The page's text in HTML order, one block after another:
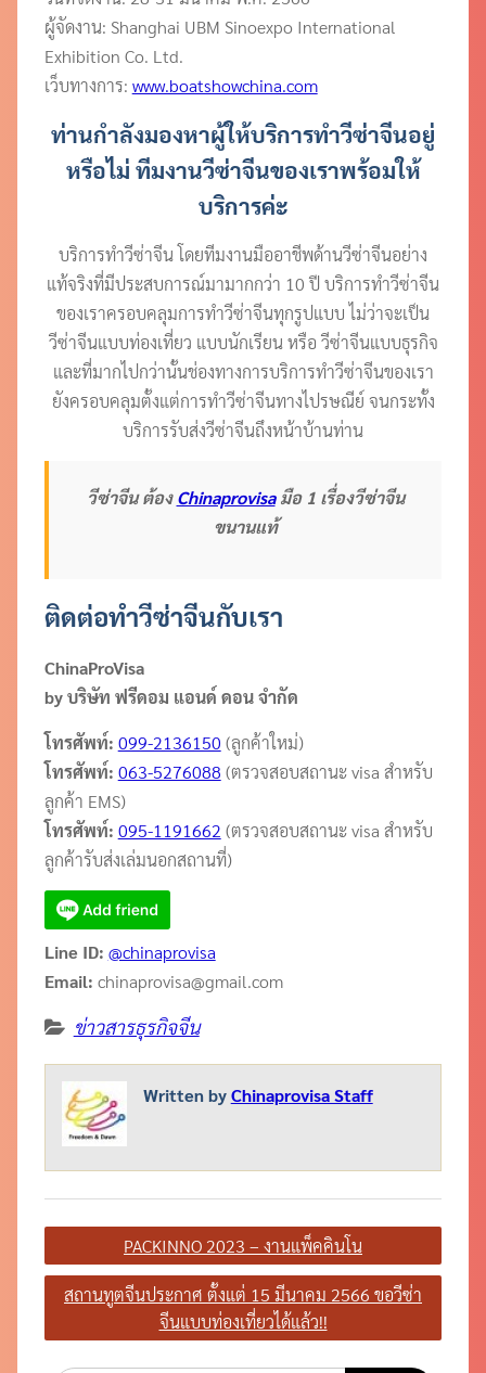
ผู้จัดงาน: Shanghai UBM Sinoexpo International
Exhibition Co. Ltd.
เว็บทางการ: www.boatshowchina.com
ท่านกำลังมองหาผู้ให้บริการทำวีซ่าจีนอยู่
หรือไม่ ทีมงานวีซ่าจีนของเราพร้อมให้
บริการค่ะ
บริการทำวีซ่าจีน โดยทีมงานมืออาชีพด้านวีซ่าจีนอย่าง
แท้จริงที่มีประสบการณ์มามากกว่า 10 ปี บริการทำวีซ่าจีน
ของเราครอบคลุมการทำวีซ่าจีนทุกรูปแบบ ไม่ว่าจะเป็น
วีซ่าจีนแบบท่องเที่ยว แบบนักเรียน หรือ วีซ่าจีนแบบธุรกิจ
และที่มากไปกว่านั้นช่องทางการบริการทำวีซ่าจีนของเรา
ยังครอบคลุมตั้งแต่การทำวีซ่าจีนทางไปรษณีย์ จนกระทั้ง
บริการรับส่งวีซ่าจีนถึงหน้าบ้านท่าน
วีซ่าจีน ต้องChinaprovisaมือ 1 เรื่องวีซ่าจีน
ขนานแท้
ติดต่อทำวีซ่าจีนกับเรา
ChinaProVisa
by บริษัท ฟรีดอม แอนด์ ดอน จำกัด
โทรศัพท์: 099-2136150 (ลูกค้าใหม่)
โทรศัพท์: 063-5276088 (ตรวจสอบสถานะ visa สำหรับ
ลูกค้า EMS)
โทรศัพท์: 095-1191662 (ตรวจสอบสถานะ visa สำหรับ
ลูกค้ารับส่งเล่มนอกสถานที่)
Line ID: @chinaprovisa
Email: chinaprovisa@gmail.com
ข่าวสารธุรกิจจีน
Written byChinaprovisa Staff
แนะแนว
เรื่อง
PACKINNO 2023 – งานแพ็คคินโน
สถานทูตจีนประกาศ ตั้งแต่ 15 มีนาคม 2566 ขอวีซ่า
จีนแบบท่องเที่ยวได้แล้ว!!